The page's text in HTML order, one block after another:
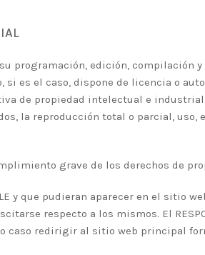
edición, compilación
si es el caso, dispone de licencia o
de propiedad intelectual e
la reproducción total o parcial,
grave de los derechos de
y que pudieran aparecer en el sitio
respecto a los mismos. El
caso redirigir al sitio web principal